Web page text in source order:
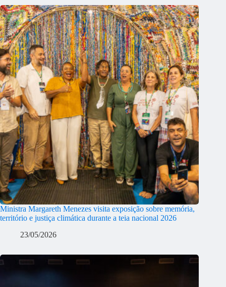
Ministra Margareth Menezes visita exposição sobre memória,
território e justiça climática durante a teia nacional 2026
23/05/2026